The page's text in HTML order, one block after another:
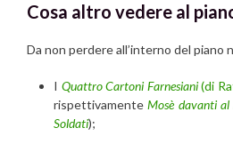
Cosa altro vedere al
Da non perdere all’interno del piano
I Quattro Cartoni Farnesiani(di
rispettivamenteMosè davanti
Soldati);